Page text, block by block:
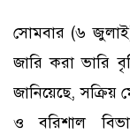
সোমবার (৬
জারি করা ভারি
জানিয়েছে, সক্রিয়
ও বরিশাল